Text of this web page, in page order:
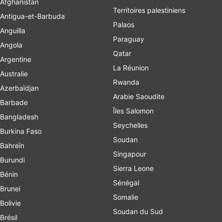
Afghanistan
Antigua-et-Barbuda
Anguilla
Angola
Argentine
Australie
Azerbaïdjan
Barbade
Bangladesh
Burkina Faso
Bahreïn
Burundi
Bénin
Brunei
Bolivie
Brésil
Territoires palestiniens
Palaos
Paraguay
Qatar
La Réunion
Rwanda
Arabie Saoudite
Îles Salomon
Seychelles
Soudan
Singapour
Sierra Leone
Sénégal
Somalie
Soudan du Sud